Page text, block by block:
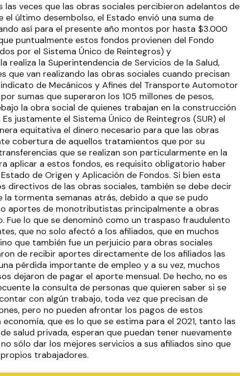
las veces que las obras sociales percibieron adelantos de
el último desembolso, el Estado envió una suma de
así para el presente año montos por hasta $3.000
puntualmente estos fondos provienen del Fondo
por el Sistema Único de Reintegros) y
realiza la Superintendencia de Servicios de la Salud,
que van realizando las obras sociales cuando precisan
de Mecánicos y Afines del Transporte Automotor
sumas que superaron los 105 millones de pesos,
la obra social de quienes trabajan en la construcción
justamente el Sistema Único de Reintegros (SUR) el
equitativa el dinero necesario para que las obras
cobertura de aquellos tratamientos que por su
que se realizan son particularmente en la
aplicar a estos fondos, es requisito obligatorio haber
de Origen y Aplicación de Fondos. Si bien esta
directivos de las obras sociales, también se debe decir
tormenta semanas atrás, debido a que se pudo
aportes de monotributistas principalmente a obras
Fue lo que se denominó como un traspaso fraudulento
que no solo afectó a los afiliados, que en muchos
que también fue un perjuicio para obras sociales
de recibir aportes directamente de los afiliados las
pérdida importante de empleo y a su vez, muchos
dejaron de pagar el aporte mensual. De hecho, no es
la consulta de personas que quieren saber si se
con algún trabajo, toda vez que precisan de
pero no pueden afrontar los pagos de estos
que es lo que se estima para el 2021, tanto las
salud privada, esperan que puedan tener nuevamente
sólo dar los mejores servicios a sus afiliados sino que
trabajadores.